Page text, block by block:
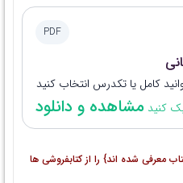
PDF
کنید مشاهده و دانلود
معرفی شده اند} را از کتابفروشی ها